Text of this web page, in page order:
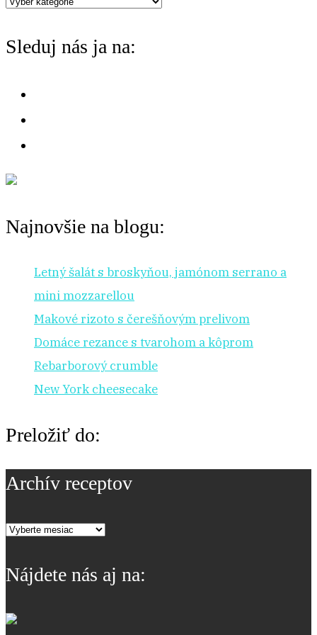
na:
Sleduj nás ja na:
Najnovšie na blogu:
Letný šalát s broskyňou, jamónom serrano a
mini mozzarellou
Makové rizoto s čerešňovým prelivom
Domáce rezance s tvarohom a kôprom
Rebarborový crumble
New York cheesecake
Preložiť do:
Archív receptov
Archív
Nájdete nás aj na: